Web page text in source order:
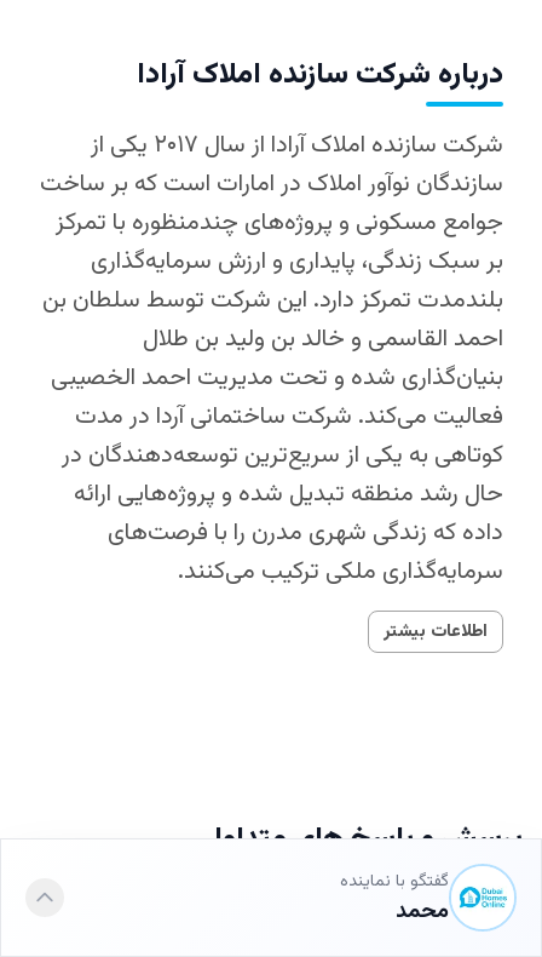
گفتگو با نماینده
محمد
درباره شرکت سازنده املاک آرادا
شرکت سازنده املاک آرادا از سال ۲۰۱۷ یکی از
سازندگان نوآور املاک در امارات است که بر ساخت
جوامع مسکونی و پروژه‌های چندمنظوره با تمرکز
بر سبک زندگی، پایداری و ارزش سرمایه‌گذاری
بلندمدت تمرکز دارد. این شرکت توسط سلطان بن
احمد القاسمی و خالد بن ولید بن طلال
بنیان‌گذاری شده و تحت مدیریت احمد الخصیبی
فعالیت می‌کند. شرکت ساختمانی آردا در مدت
کوتاهی به یکی از سریع‌ترین توسعه‌دهندگان در
حال رشد منطقه تبدیل شده و پروژه‌هایی ارائه
داده که زندگی شهری مدرن را با فرصت‌های
سرمایه‌گذاری ملکی ترکیب می‌کنند.
اطلاعات بیشتر
پرسش و پاسخ های متداول